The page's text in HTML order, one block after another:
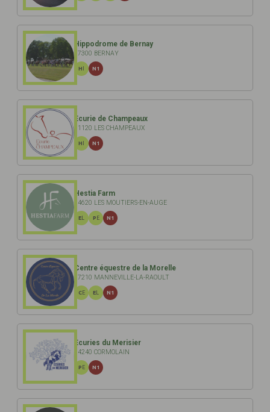
Hippodrome de Bernay
27300 BERNAY
N1
Ecurie de Champeaux
61120 LES CHAMPEAUX
N1
Hestia Farm
14620 LES MOUTIERS-EN-AUGE
EL PE N1
Centre équestre de la Morelle
27210 MANNEVILLE-LA-RAOULT
CE EL N1
Ecuries du Merisier
14240 CORMOLAIN
PE N1